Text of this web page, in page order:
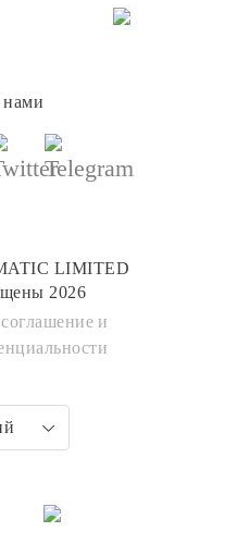
нами
LIMITED
2026
и